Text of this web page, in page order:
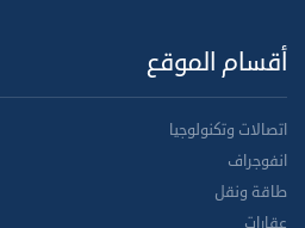
أقسام الموقع
اتصالات وتكنولوجيا
انفوجراف
طاقة ونقل
عقارات